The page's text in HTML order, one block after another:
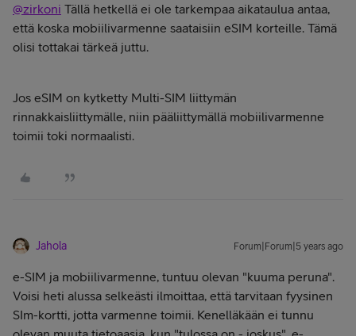
@zirkoni Tällä hetkellä ei ole tarkempaa aikataulua antaa,
että koska mobiilivarmenne saataisiin eSIM korteille. Tämä
olisi tottakai tärkeä juttu.
Jos eSIM on kytketty Multi-SIM liittymän
rinnakkaisliittymälle, niin pääliittymällä mobiilivarmenne
toimii toki normaalisti.
Jahola Forum|Forum|5 years ago
e-SIM ja mobiilivarmenne, tuntuu olevan "kuuma peruna".
Voisi heti alussa selkeästi ilmoittaa, että tarvitaan fyysinen
SIm-kortti, jotta varmenne toimii. Kenelläkään ei tunnu